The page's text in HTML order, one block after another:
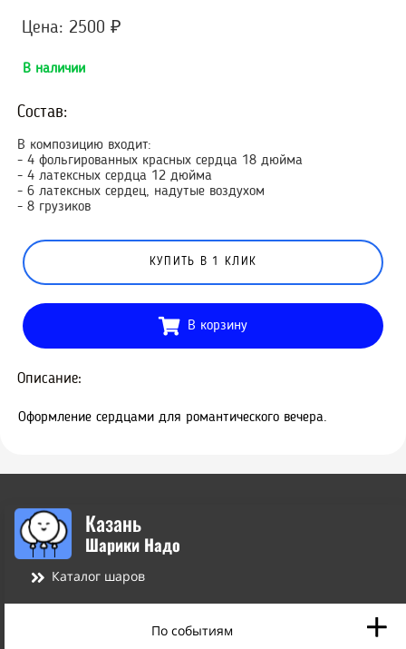
Цена: 2500 ₽
В наличии
Состав:
В композицию входит:
- 4 фольгированных красных сердца 18 дюйма
- 4 латексных сердца 12 дюйма
- 6 латексных сердец, надутые воздухом
- 8 грузиков
КУПИТЬ В 1 КЛИК
В корзину
Описание:
Оформление сердцами для романтического вечера.
Казань
Шарики Надо
Каталог шаров
По событиям